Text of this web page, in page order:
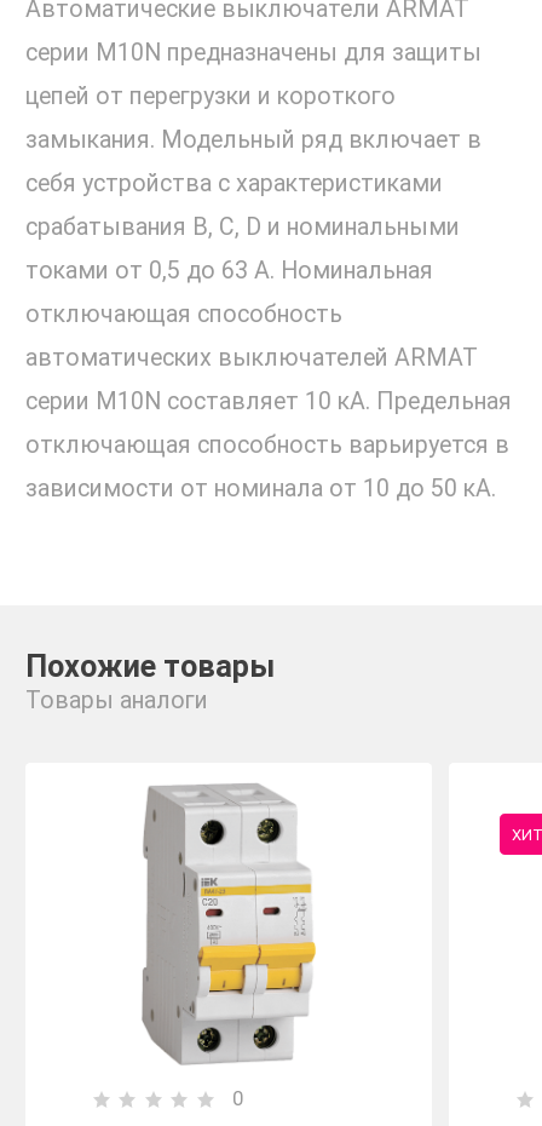
Автоматические выключатели ARMAT
серии M10N предназначены для защиты
цепей от перегрузки и короткого
замыкания. Модельный ряд включает в
себя устройства с характеристиками
срабатывания B, C, D и номинальными
токами от 0,5 до 63 А. Номинальная
отключающая способность
автоматических выключателей ARMAT
серии M10N составляет 10 кА. Предельная
отключающая способность варьируется в
зависимости от номинала от 10 до 50 кА.
Похожие товары
Товары аналоги
0
ХИТ